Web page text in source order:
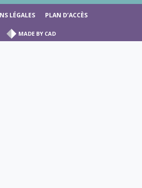
MADE BYCAD
LÉGALES PLAN D’ACCÈS